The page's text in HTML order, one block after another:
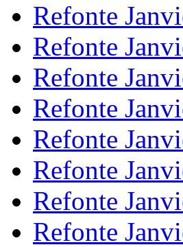
Refonte
Refonte
Refonte
Refonte
Refonte
Refonte
Refonte
Refonte